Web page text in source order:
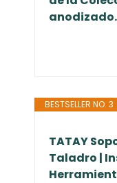
BESTSELLER NO. 3
TATAY
Taladro |